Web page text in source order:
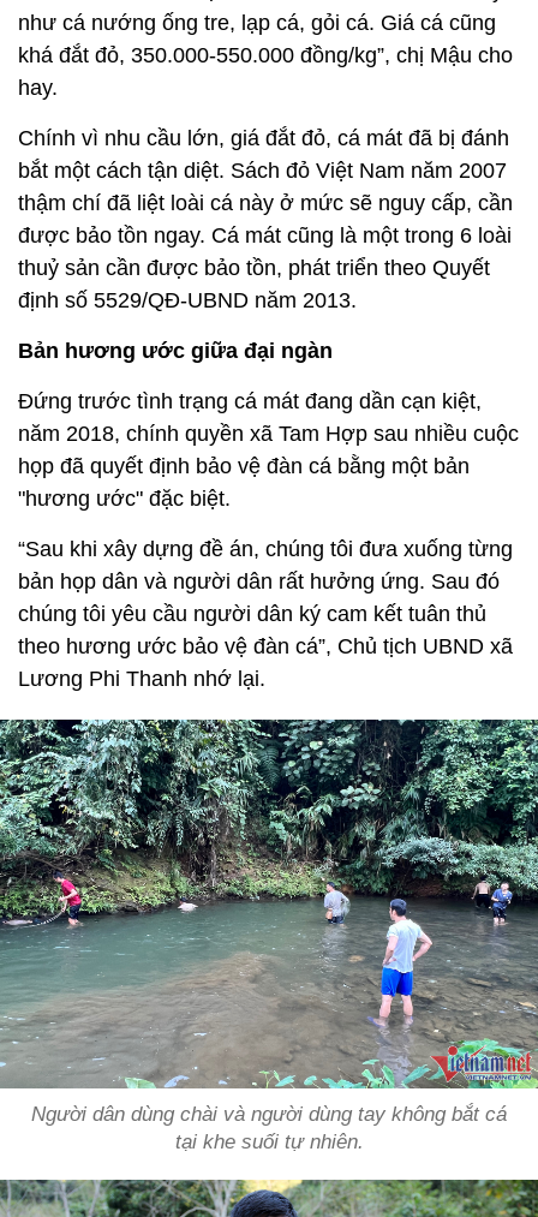
như cá nướng ống tre, lạp cá, gỏi cá. Giá cá cũng
khá đắt đỏ, 350.000-550.000 đồng/kg”, chị Mậu cho
hay.
Chính vì nhu cầu lớn, giá đắt đỏ, cá mát đã bị đánh
bắt một cách tận diệt. Sách đỏ Việt Nam năm 2007
thậm chí đã liệt loài cá này ở mức sẽ nguy cấp, cần
được bảo tồn ngay. Cá mát cũng là một trong 6 loài
thuỷ sản cần được bảo tồn, phát triển theo Quyết
định số 5529/QĐ-UBND năm 2013.
Bản hương ước giữa đại ngàn
Đứng trước tình trạng cá mát đang dần cạn kiệt,
năm 2018, chính quyền xã Tam Hợp sau nhiều cuộc
họp đã quyết định bảo vệ đàn cá bằng một bản
"hương ước" đặc biệt.
“Sau khi xây dựng đề án, chúng tôi đưa xuống từng
bản họp dân và người dân rất hưởng ứng. Sau đó
chúng tôi yêu cầu người dân ký cam kết tuân thủ
theo hương ước bảo vệ đàn cá”, Chủ tịch UBND xã
Lương Phi Thanh nhớ lại.
Người dân dùng chài và người dùng tay không bắt cá
tại khe suối tự nhiên.